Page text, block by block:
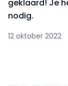
geklaard! Je
nodig.
12 oktober 2022